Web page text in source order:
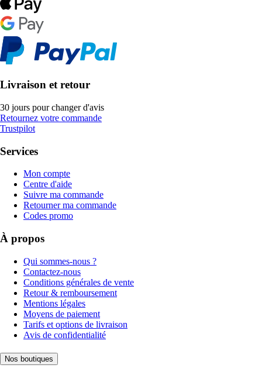
Livraison et retour
30 jours pour changer d'avis
Retournez votre commande
Trustpilot
Services
Mon compte
Centre d'aide
Suivre ma commande
Retourner ma commande
Codes promo
À propos
Qui sommes-nous ?
Contactez-nous
Conditions générales de vente
Retour & remboursement
Mentions légales
Moyens de paiement
Tarifs et options de livraison
Avis de confidentialité
Nos boutiques